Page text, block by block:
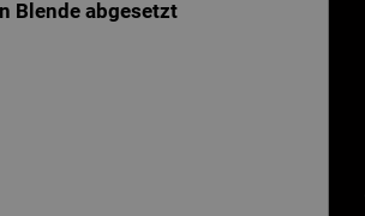
Blende abgesetzt